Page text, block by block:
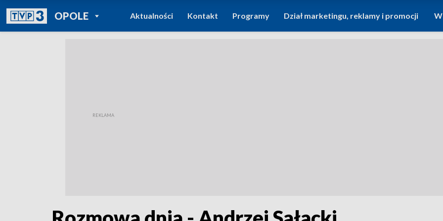
OPOLEPOWRÓT DO
TVP REGIONY
Aktualności Kontakt Programy Dział marketingu, reklamy i promocji